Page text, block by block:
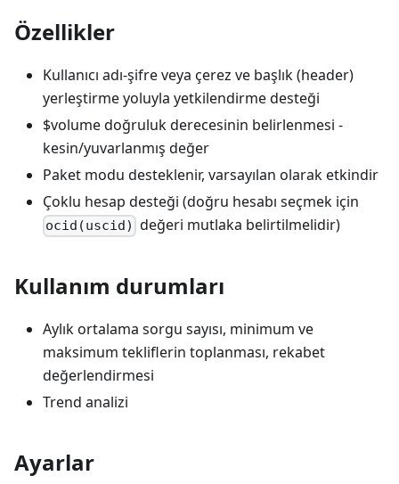
Özellikler
Kullanıcı adı-şifre veya çerez ve başlık (header)
yerleştirme yoluyla yetkilendirme desteği
$volume doğruluk derecesinin belirlenmesi -
kesin/yuvarlanmış değer
Paket modu desteklenir, varsayılan olarak etkindir
Çoklu hesap desteği (doğru hesabı seçmek için
ocid(uscid) değeri mutlaka belirtilmelidir)
Kullanım durumları
Aylık ortalama sorgu sayısı, minimum ve
maksimum tekliflerin toplanması, rekabet
değerlendirmesi
Trend analizi
Ayarlar